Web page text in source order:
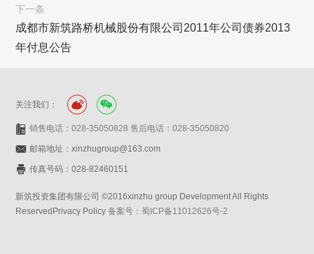
下一条
成都市新筑路桥机械股份有限公司2011年公司债券2013
年付息公告
关注我们：
销售电话：028-35050828 售后电话：028-35050820
邮箱地址：xinzhugroup@163.com
传真号码：028-82460151
新筑投资集团有限公司 ©2016xinzhu group Development All Rights
ReservedPrivacy Policy备案号：蜀ICP备11012626号-2